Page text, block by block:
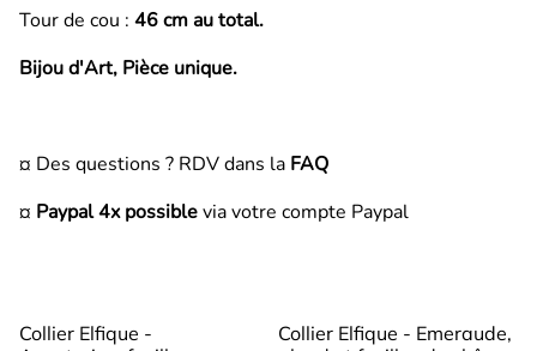
Tour de cou : 46 cm au total.
Bijou d'Art, Pièce unique.
¤ Des questions ? RDV dans la FAQ
¤ Paypal 4x possiblevia votre compte Paypal
Collier Elfique -
Collier Elfique - Emeraude,